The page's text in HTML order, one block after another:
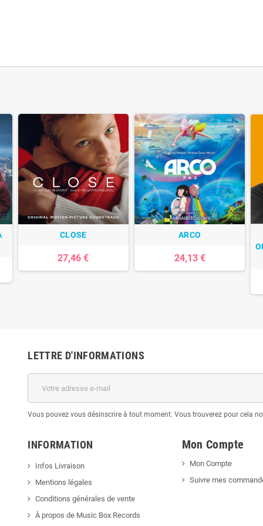
CLOSE
27,46 €
ARCO
24,13 €
LETTRE D'INFORMATIONS
Vous pouvez vous désinscrire à tout moment. Vous trouverez pour cela
INFORMATION
Infos Livraison
Mentions légales
Conditions générales de vente
À propos de Music Box Records
Mon Compte
Mon Compte
Suivre mes